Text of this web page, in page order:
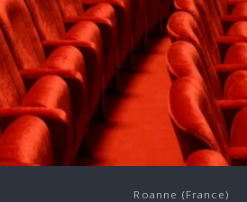
Roanne (France)